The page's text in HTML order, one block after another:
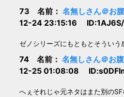
73 名前： 名無しさん＠お
12-24 23:15:16 ID:1AJ6S/
ゼノシリーズにもともとそういう
74 名前： 名無しさん＠お
12-25 01:08:08
へぇそれじゃ元ネタはまた別の